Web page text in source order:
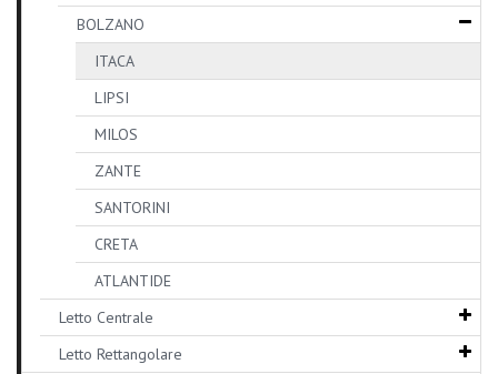
BOLZANO
ITACA
LIPSI
MILOS
ZANTE
SANTORINI
CRETA
ATLANTIDE
Letto Centrale
Letto Rettangolare